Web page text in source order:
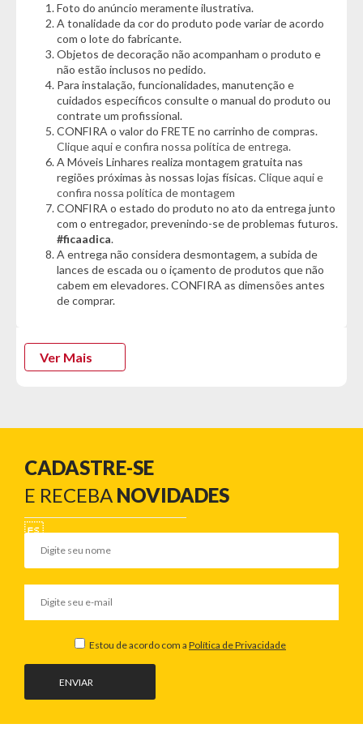
Características:
- Puxadores em ABS
- Cabideiro metálico
- Pés em ABS incluso
- Corrediças metálicas
- Porta com PETG cristal
- Kit antitombamento incluso
- Tampo com bordas laqueados
Dimensões
- Altura: 88cmcm
- Largura: 95,3cm
- Profundidade: 42,3cm
Conteúdo da Embalagem:
- 01 Cômoda
- 01 Kit Ferragens
- 01 Esquema de Montagem
danificado/quebrado, o prazo para solicitar a troca é de até 7
dias corridos após a data da entrega)*
Foto do anúncio meramente ilustrativa.
A tonalidade da cor do produto pode variar de acordo
com o lote do fabricante.
Objetos de decoração não acompanham o produto e
não estão inclusos no pedido.
Para instalação, funcionalidades, manutenção e
cuidados específicos consulte o manual do produto ou
contrate um profissional.
CONFIRA o valor do FRETE no carrinho de compras.
Clique aqui e confira nossa política de entrega.
A Móveis Linhares realiza montagem gratuita nas
regiões próximas às nossas lojas físicas.Clique aqui e
confira nossa política de montagem
CONFIRA o estado do produto no ato da entrega junto
com o entregador, prevenindo-se de problemas futuros.
#ficaadica.
A entrega não considera desmontagem, a subida de
lances de escada ou o içamento de produtos que não
cabem em elevadores. CONFIRA as dimensões antes
de comprar.
Ver Mais
CADASTRE-SE
E RECEBA NOVIDADES
ENVIAR
Estou de acordo com a Política de Privacidade